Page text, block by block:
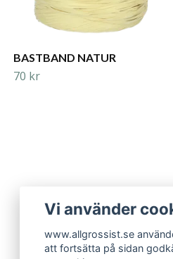
BASTBAND NATUR
70 kr
Vi använder
www.allgrossist.se
att fortsätta på sidan